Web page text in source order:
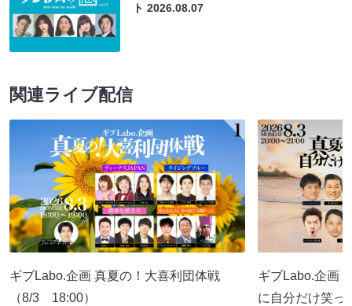
ト2026.08.07
関連ライブ配信
ギブLabo.企画 真夏の！大喜利団体戦
（8/3 18:00）
ギブLabo.企画
に自分だけ笑っ